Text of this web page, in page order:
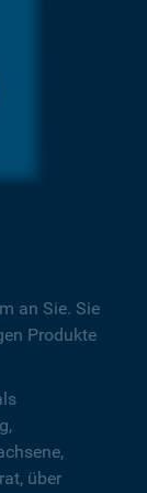
an Sie. Sie
Produkte
über